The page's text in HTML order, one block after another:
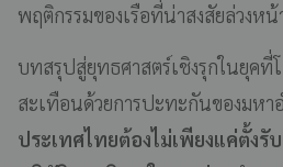
พฤติกรรมของเรือที่น่าสงสัยล่วงหน้
บทสรุปสู่ยุทธศาสตร์เชิงรุกในยุคที่
สะเทือนด้วยการปะทะกันของมหา
ประเทศไทยต้องไม่เพียงแค่ตั้ง